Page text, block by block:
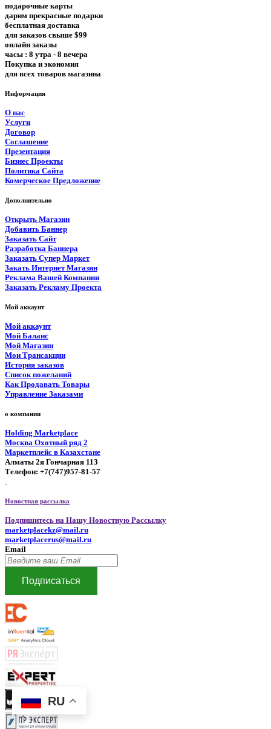
RU
подарочные карты
дарим прекрасные подарки
бесплатная доставка
для заказов свыше $99
онлайн заказы
часы : 8 утра - 8 вечера
Покупка и экономия
для всех товаров магазина
Информация
О нас
Услуги
Договор
Соглашение
Презентация
Бизнес Проекты
Политика Сайта
Комерческое Предложение
Дополнительно
Открыть Магазин
Добавить Баннер
Заказать Сайт
Разработка Баннера
Заказать Супер Маркет
Закать Интернет Магазин
Реклама Вашей Компании
Заказать Рекламу Проекта
Мой аккаунт
Мой аккаунт
Мой Баланс
Мой Магазин
Мои Трансакции
История заказов
Список пожеланий
Как Продавать Товары
Управление Заказами
о компании
Holding Marketplace
Москва Охотный ряд 2
Маркетплейс в Казахстане
Алматы 2я Гончарная 113
Телефон: +7(747)957-81-57
Новостная рассылка
Подпишитесь на Нашу Новостную Рассылку
marketplacekz@mail.ru
marketplacerus@mail.ru
Email
Подписаться